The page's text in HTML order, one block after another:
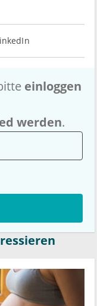
einloggen
werden.